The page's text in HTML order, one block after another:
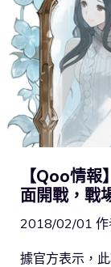
【Qoo情
面開戰，戰
2018/02/01 作
據官方表示，